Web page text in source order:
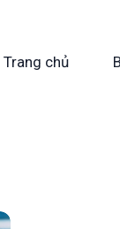
Trang chủ